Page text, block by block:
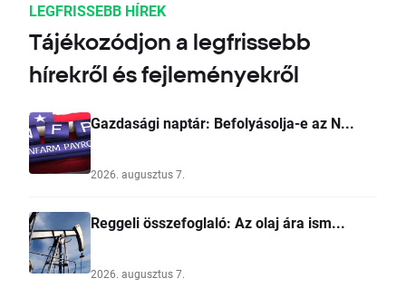
LEGFRISSEBB HÍREK
Tájékozódjon a legfrissebb
hírekről és fejleményekről
Gazdasági naptár: Befolyásolja-e az N...
2026. augusztus 7.
Reggeli összefoglaló: Az olaj ára ism...
2026. augusztus 7.